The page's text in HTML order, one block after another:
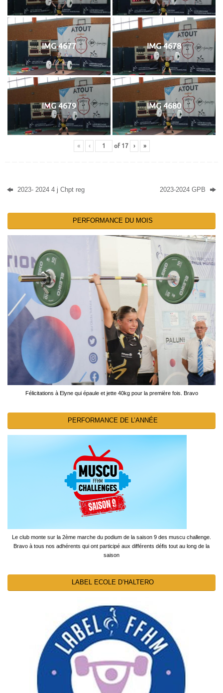
IMG 4677 IMG 4678
IMG 4679 IMG 4680
« ‹ of 17 › »
2023- 2024 4 j Chpt reg 2023-2024 GPB
PERFORMANCE DU MOIS
Félicitations à Elyne qui épaule et jette 40kg pour la première fois. Bravo
PERFORMANCE DE L’ANNÉE
Le club monte sur la 2ème marche du podium de la saison 9 des muscu challenge.
Bravo à tous nos adhérents qui ont participé aux différents défis tout au long de la
saison
LABEL ECOLE D’HALTERO